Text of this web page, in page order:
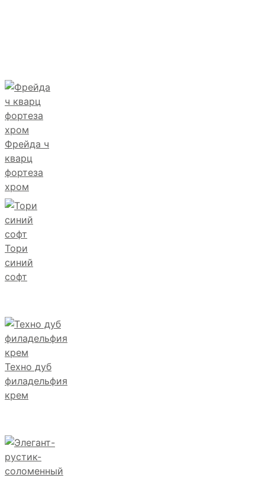
Фрейда ч
кварц
фортеза
хром
Тори
синий
софт
Техно дуб
филадельфия
крем